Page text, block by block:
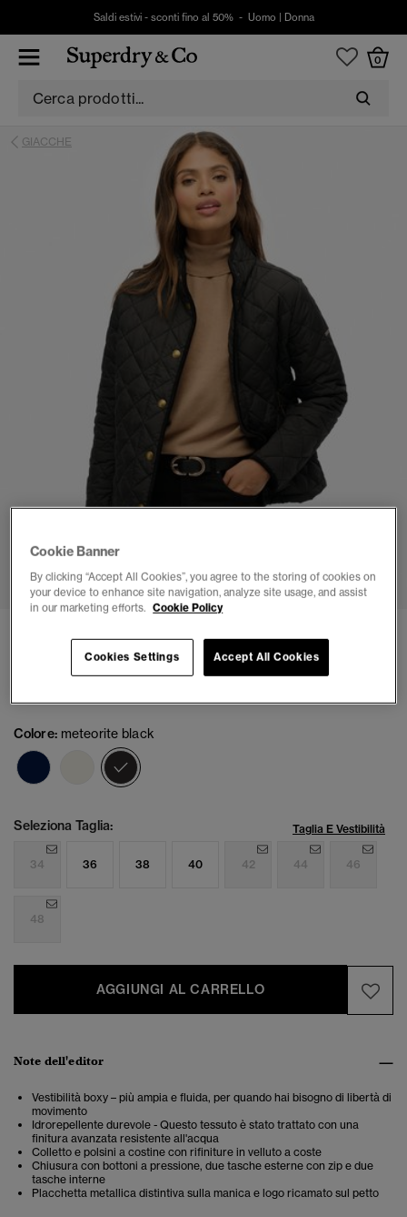
Saldi estivi - sconti fino al 50% - Uomo Donna
0
GIACCHE
1 2
Giacca Liner Estate Country
Colore: meteorite black
Seleziona Taglia: Taglia E Vestibilità
34 36 38 40 42 44 46
48
AGGIUNGI AL CARRELLO
Note dell'editor
Vestibilità boxy – più ampia e fluida, per quando hai bisogno di libertà di
movimento
Idrorepellente durevole - Questo tessuto è stato trattato con una
finitura avanzata resistente all'acqua
Colletto e polsini a costine con rifiniture in velluto a coste
Chiusura con bottoni a pressione, due tasche esterne con zip e due
tasche interne
Placchetta metallica distintiva sulla manica e logo ricamato sul petto
Cookie Banner
By clicking “Accept All Cookies”, you agree to the storing of cookies on
your device to enhance site navigation, analyze site usage, and assist
in our marketing efforts. Cookie Policy
Cookies Settings Accept All Cookies